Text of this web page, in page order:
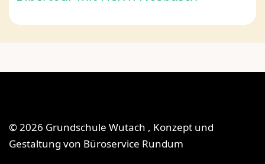
© 2026 Grundschule Wutach , Konzept und
Gestaltung von Büroservice Rundum